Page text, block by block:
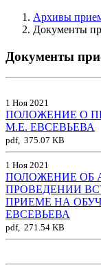
Архивы
Документы
Документы
1 Ноя 2021
ПОЛОЖЕНИЕ О
М.Е. ЕВСЕВЬЕВА
pdf, 375.07 KB
1 Ноя 2021
ПОЛОЖЕНИЕ ОБ
ПРОВЕДЕНИИ
ПРИЕМЕ НА
ЕВСЕВЬЕВА
pdf, 271.54 KB